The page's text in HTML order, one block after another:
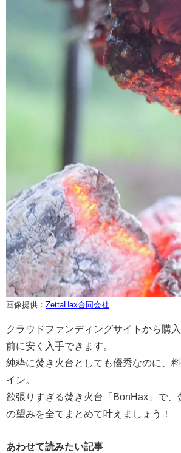
画像提供： ZettaHax合同会社
クラウドファンディングサイトから購
前に安く入手できます。
純粋に焚き火台としても優秀なのに、
イン。
欲張りすぎる焚き火台「BonHax」で、
の望みを全てまとめて叶えましょう！
あわせて読みたい記事